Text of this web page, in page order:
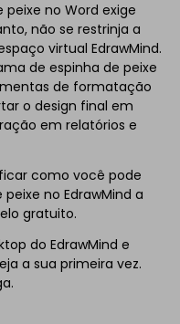
no Word exige
não se restrinja a
virtual EdrawMind.
de espinha de peixe
de formatação
o design final em
em relatórios e
como você pode
no EdrawMind a
gratuito.
do EdrawMind e
a sua primeira vez.